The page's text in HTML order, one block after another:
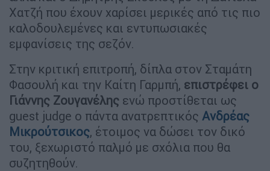
Χατζή που έχουν χαρίσει μερικές από τις πιο
καλοδουλεμένες και εντυπωσιακές
εμφανίσεις της σεζόν.
Στην κριτική επιτροπή, δίπλα στον Σταμάτη
Φασουλή και την Καίτη Γαρμπή, επιστρέφει ο
Γιάννης Ζουγανέλης ενώ προστίθεται ως
guest judge ο πάντα ανατρεπτικός Ανδρέας
Μικρούτσικος, έτοιμος να δώσει τον δικό
του, ξεχωριστό παλμό με σχόλια που θα
συζητηθούν.